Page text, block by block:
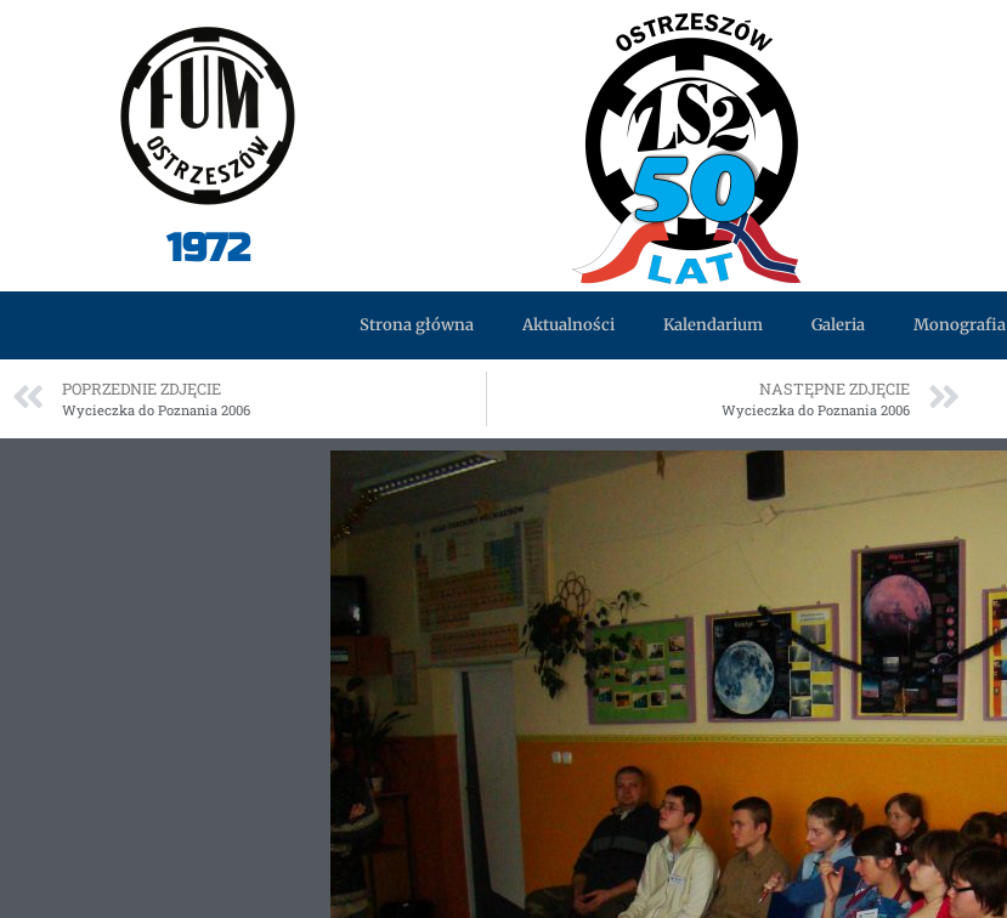
1972
Strona główna Aktualności Kalendarium Galeria Monografia
POPRZEDNIE ZDJĘCIE
Wycieczka do Poznania 2006
NASTĘPNE ZDJĘCIE
Wycieczka do Poznania 2006